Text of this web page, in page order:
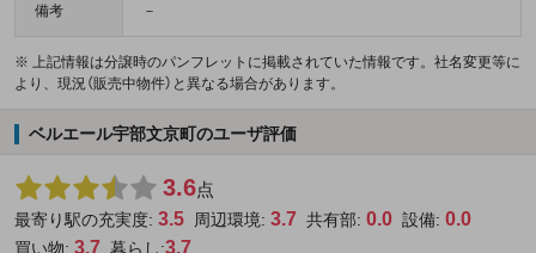
備考 －
※ 上記情報は分譲時のパンフレットに掲載されていた情報です。社名変更等に
より、現況（販売中物件）と異なる場合があります。
ベルエール宇部文京町のユーザ評価
3.6点
最寄り駅の充実度: 3.5 周辺環境: 3.7 共有部: 0.0 設備: 0.0
買い物: 3.7 暮らし:3.7